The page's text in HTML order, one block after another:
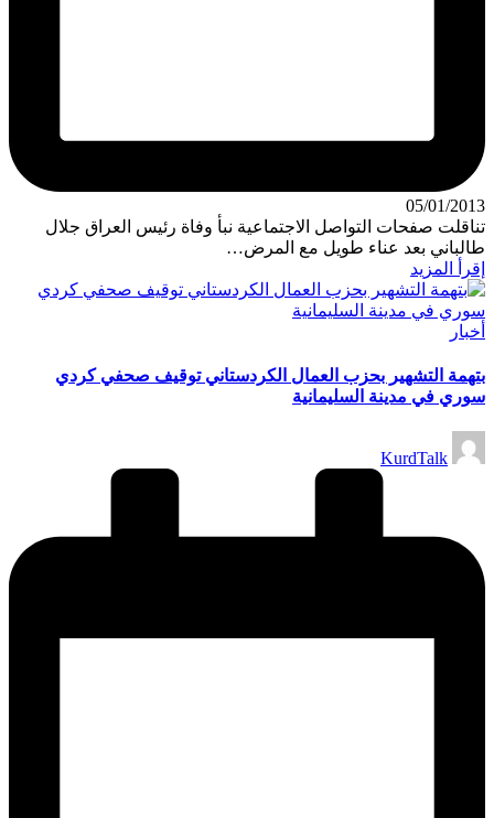
05/01/2013
تناقلت صفحات التواصل الاجتماعية نبأ وفاة رئيس العراق جلال
طالباني بعد عناء طويل مع المرض…
إقرأ المزيد
نُشر
أخبار
بتهمة التشهير بحزب العمال الكردستاني توقيف صحفي كردي
سوري في مدينة السليمانية
تمّ
النشرKurdTalk